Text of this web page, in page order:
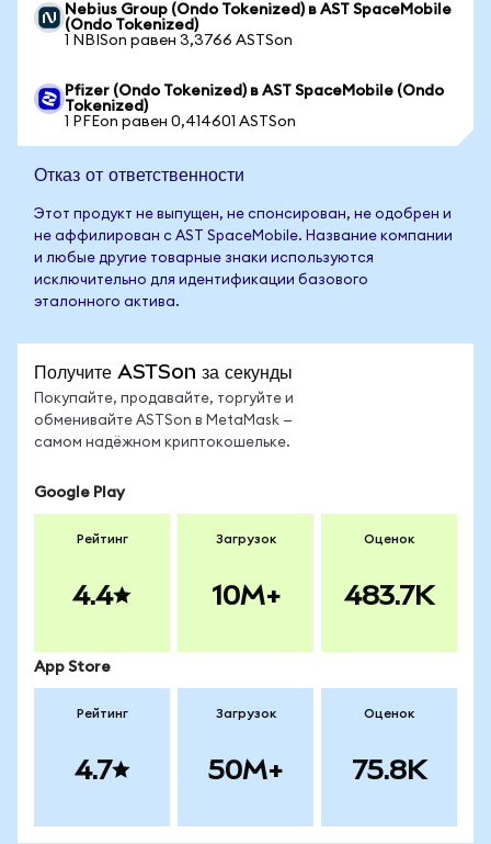
Nebius Group (Ondo Tokenized) в AST SpaceMobile
(Ondo Tokenized)
1 NBISon равен 3,3766 ASTSon
Pfizer (Ondo Tokenized) в AST SpaceMobile (Ondo
Tokenized)
1 PFEon равен 0,414601 ASTSon
Отказ от ответственности
Этот продукт не выпущен, не спонсирован, не одобрен и
не аффилирован с AST SpaceMobile. Название компании
и любые другие товарные знаки используются
исключительно для идентификации базового
эталонного актива.
Получите ASTSon за секунды
Покупайте, продавайте, торгуйте и
обменивайте ASTSon в MetaMask —
самом надёжном криптокошельке.
Google Play
Рейтинг
4.4
Загрузок
10M+
Оценок
483.7K
App Store
Рейтинг
4.7
Загрузок
50M+
Оценок
75.8K